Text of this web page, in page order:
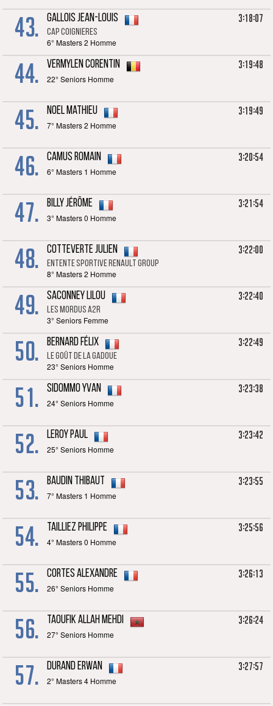
43. GALLOIS Jean-Louis
CAP Coignieres
6° Masters 2 Homme
3:18:07
44. VERMYLEN Corentin
22° Seniors Homme
3:19:48
45. NOEL Mathieu
7° Masters 2 Homme
3:19:49
46. CAMUS Romain
6° Masters 1 Homme
3:20:54
47. BILLY Jérôme
3° Masters 0 Homme
3:21:54
48. COTTEVERTE Julien
Entente Sportive Renault Group
8° Masters 2 Homme
3:22:00
49. SACONNEY Lilou
LES MORDUS A2R
3° Seniors Femme
3:22:40
50. BERNARD Félix
Le goût de la gadoue
23° Seniors Homme
3:22:49
51. SIDOMMO Yvan
24° Seniors Homme
3:23:38
52. LEROY Paul
25° Seniors Homme
3:23:42
53. BAUDIN Thibaut
7° Masters 1 Homme
3:23:55
54. TAILLIEZ Philippe
4° Masters 0 Homme
3:25:56
55. CORTES Alexandre
26° Seniors Homme
3:26:13
56. TAOUFIK ALLAH Mehdi
27° Seniors Homme
3:26:24
57. DURAND Erwan
2° Masters 4 Homme
3:27:57